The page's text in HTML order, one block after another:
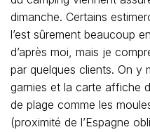
dimanche. Certains
l’est sûrement beaucoup
d’après moi, mais je
par quelques clients. On y
garnies et la carte affiche
de plage comme les
(proximité de l’Espagne